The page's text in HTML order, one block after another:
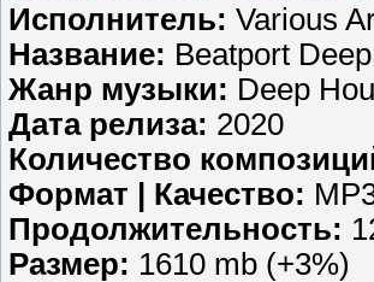
Исполнитель: Various
Название: Beatport
Жанр музыки: Deep
Дата релиза: 2020
Количество
Формат | Качество:
Продолжительность:
Размер: 1610 mb (+3%)